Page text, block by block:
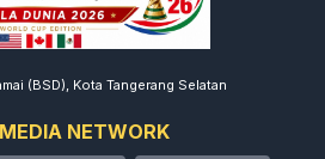
(BSD), Kota Tangerang Selatan
NETWORK